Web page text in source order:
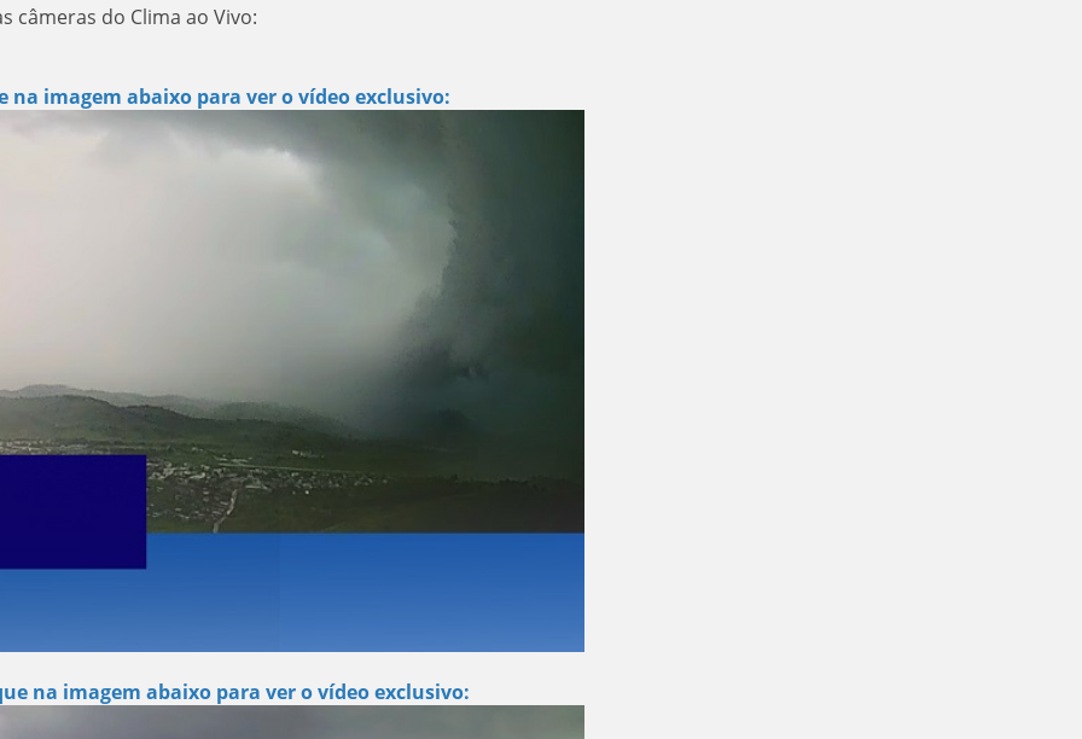
câmeras do Clima ao Vivo:
na imagem abaixo para ver o vídeo exclusivo:
na imagem abaixo para ver o vídeo exclusivo: